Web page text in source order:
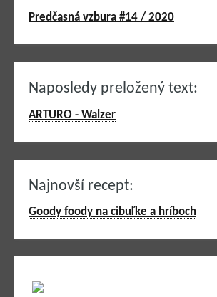
Predčasná vzbura #14 / 2020
Naposledy preložený text:
ARTURO - Walzer
Najnovší recept:
Goody foody na cibuľke a hríboch